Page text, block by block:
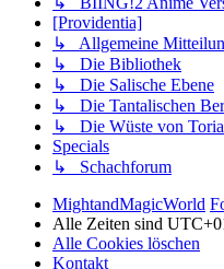
[Providentia]
↳ Allgemeine
↳ Die Bibliothek
↳ Die Salische Ebene
↳ Die Tantalischen
↳ Die Wüste von
Specials
↳ Schachforum
MightandMagicWorld
Alle Zeiten sind
Alle Cookies löschen
Kontakt